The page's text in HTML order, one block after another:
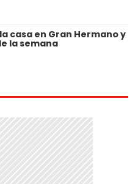
casa en Gran Hermano y
la semana